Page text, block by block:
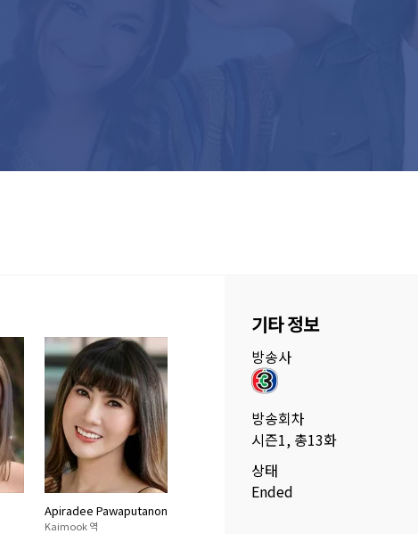
Apiradee Pawaputanon
Kaimook 역
기타 정보
방송사
방송회차
시즌1, 총13화
상태
Ended